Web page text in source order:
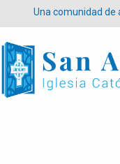
Una comunidad de